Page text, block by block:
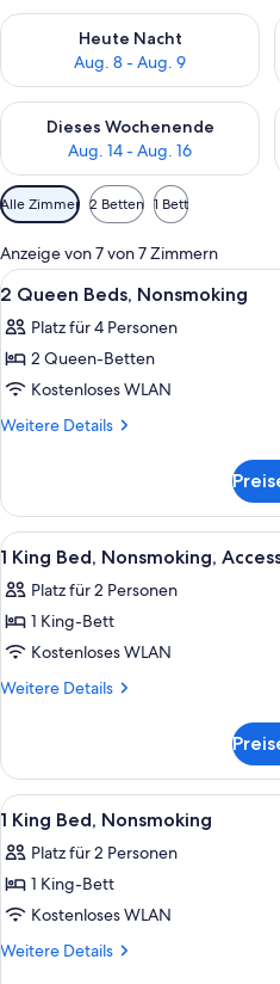
Heute Nacht
Aug. 8 - Aug. 9
Überprüfe die Verfügbarkeit für
Dieses Wochenende
Aug. 14 - Aug. 16
Überprüfe die Verfügbarkeit für
Verfügbare
Filter
für
Zimmer
Alle Zimmer 2 Betten 1 Bett
Anzeige von 7 von 7 Zimmern
Alle
Fotos
für
2
Queen
Beds,
24
2 Queen Beds, Nonsmoking
Platz für 4 Personen
2 Queen-Betten
Kostenloses WLAN
Weitere Details
Weitere
Queen
Beds,
Nonsmoking
Alle
Fotos
für
1
King
Bed,
anzeigen
5
1 King Bed, Nonsmoking,
Platz für 2 Personen
1 King-Bett
Kostenloses WLAN
Weitere Details
Weitere
King
Bed,
Nonsmoking,
Accessible
Alle
Fotos
für
1
King
Bed,
37
1 King Bed, Nonsmoking
Platz für 2 Personen
1 King-Bett
Kostenloses WLAN
Weitere Details
Weitere